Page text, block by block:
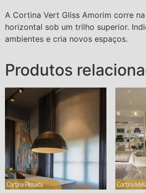
A Cortina Vert Gliss Amorim corre
horizontal sob um trilho superior.
ambientes e cria novos espaços.
Produtos